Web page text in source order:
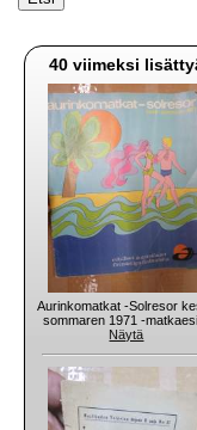
40 viimeksi
Aurinkomatkat -Solresor
sommaren 1971 -
Näytä